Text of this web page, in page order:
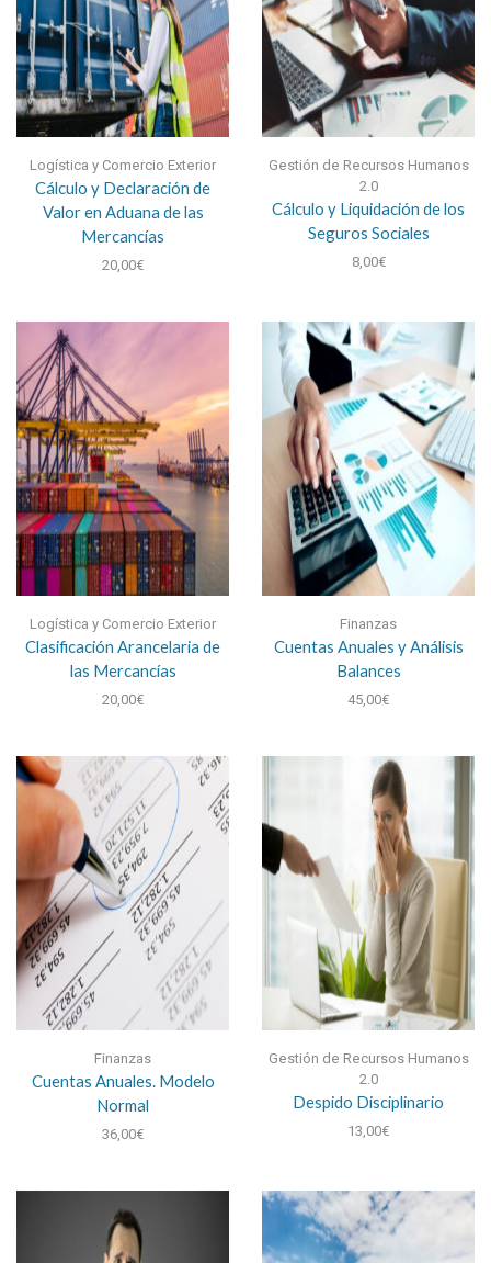
Logística y Comercio Exterior
Cálculo y Declaración de
Valor en Aduana de las
Mercancías
20,00€
Gestión de Recursos Humanos
2.0
Cálculo y Liquidación de los
Seguros Sociales
8,00€
Logística y Comercio Exterior
Clasificación Arancelaria de
las Mercancías
20,00€
Finanzas
Cuentas Anuales y Análisis
Balances
45,00€
Finanzas
Cuentas Anuales. Modelo
Normal
36,00€
Gestión de Recursos Humanos
2.0
Despido Disciplinario
13,00€